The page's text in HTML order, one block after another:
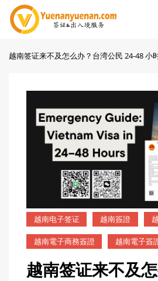
越南签证来不及怎么办？台湾公民 24-48 小
越南电子签证 越南簽證
越南電子商務簽證 越南電子簽
越南签证来不及